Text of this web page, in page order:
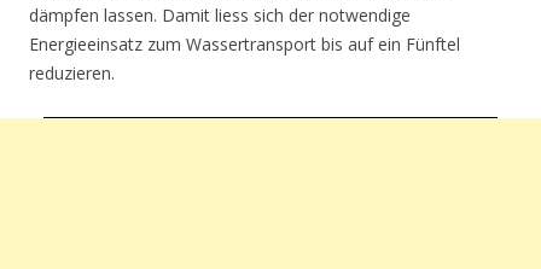
dämpfen lassen. Damit liess sich der notwendige
Energieeinsatz zum Wassertransport bis auf ein Fünftel
reduzieren.